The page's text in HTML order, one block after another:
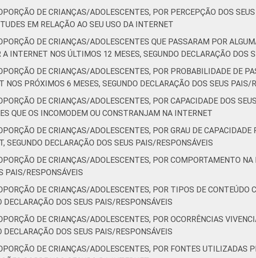
DE CRIANÇAS/ADOLESCENTES, POR PERCEPÇÃO DOS
EM RELAÇÃO AO SEU USO DA INTERNET
DE CRIANÇAS/ADOLESCENTES QUE PASSARAM POR
INTERNET NOS ÚLTIMOS 12 MESES, SEGUNDO DECLARAÇÃO DOS
DE CRIANÇAS/ADOLESCENTES, POR PROBABILIDADE DE
NOS PRÓXIMOS 6 MESES, SEGUNDO DECLARAÇÃO DOS SEUS PAIS/
DE CRIANÇAS/ADOLESCENTES, POR CAPACIDADE DOS
QUE OS INCOMODEM OU CONSTRANJAM NA INTERNET
DE CRIANÇAS/ADOLESCENTES, POR GRAU DE
SEGUNDO DECLARAÇÃO DOS SEUS PAIS/RESPONSÁVEIS
DE CRIANÇAS/ADOLESCENTES, POR COMPORTAMENTO
PAIS/RESPONSÁVEIS
DE CRIANÇAS/ADOLESCENTES, POR TIPOS DE
DECLARAÇÃO DOS SEUS PAIS/RESPONSÁVEIS
DE CRIANÇAS/ADOLESCENTES, POR OCORRÊNCIAS
DECLARAÇÃO DOS SEUS PAIS/RESPONSÁVEIS
DE CRIANÇAS/ADOLESCENTES, POR FONTES UTILIZADAS